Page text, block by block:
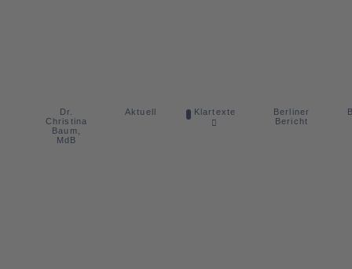
Dr.
Christina
Baum,
MdB
Aktuell Klartexte
Berliner
Bericht